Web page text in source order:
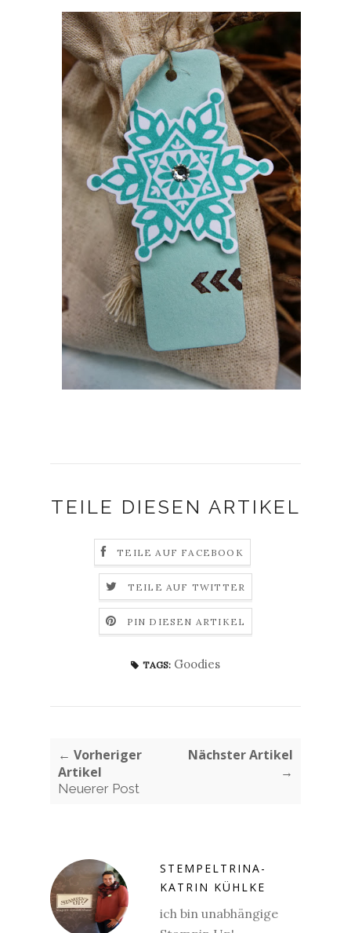
TEILE DIESEN ARTIKEL
TEILE AUF FACEBOOK
TEILE AUF TWITTER
PIN DIESEN ARTIKEL
TAGS: Goodies
← Vorheriger
Artikel
Neuerer Post
Nächster Artikel
→
STEMPELTRINA-
KATRIN KÜHLKE
ich bin unabhängige